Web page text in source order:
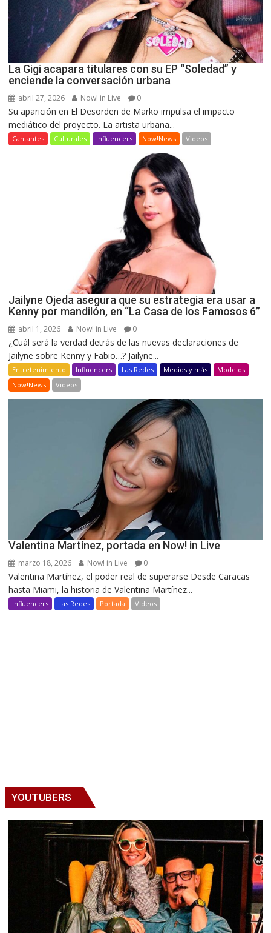
La Gigi acapara titulares con su EP “Soledad” y
enciende la conversación urbana
abril 27, 2026 Now! in Live 0
Su aparición en El Desorden de Marko impulsa el impacto
mediático del proyecto. La artista urbana...
Cantantes Culturales Influencers Now!News Videos
Jailyne Ojeda asegura que su estrategia era usar a
Kenny por mandilón, en “La Casa de los Famosos 6”
abril 1, 2026 Now! in Live 0
¿Cuál será la verdad detrás de las nuevas declaraciones de
Jailyne sobre Kenny y Fabio…? Jailyne...
Entretenimiento Influencers Las Redes Medios y más
Modelos
Now!News
Videos
Valentina Martínez, portada en Now! in Live
marzo 18, 2026 Now! in Live 0
Valentina Martínez, el poder real de superarse Desde Caracas
hasta Miami, la historia de Valentina Martínez...
Influencers Las Redes Portada Videos
YOUTUBERS